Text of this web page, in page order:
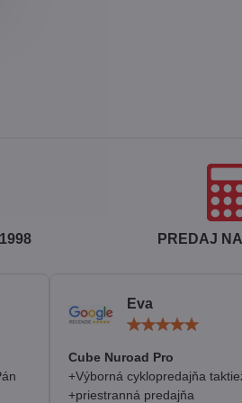
PREDAJ
Eva
Cube Nuroad Pro
+Výborná cyklopredajňa
+priestranná predajňa